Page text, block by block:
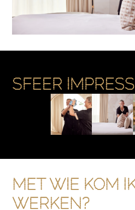
SFEER
MET WIE KOM
WERKEN?